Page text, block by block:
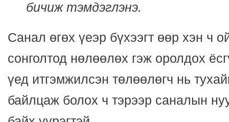
бичиж тэмдэглэнэ.
Санал өгөх үеэр бүхээгт өөр хэн ч
сонголтод нөлөөлөх гэж оролдох
үед итгэмжилсэн төлөөлөгч нь
байлцаж болох ч тэрээр саналын